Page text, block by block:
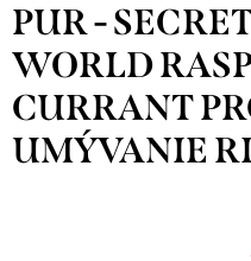
PUR -
WORLD
CURRANT
UMÝVANIE